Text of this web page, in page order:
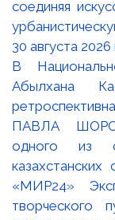
В
Абылхана
ПАВЛА
одного из
«МИР24»
творческого